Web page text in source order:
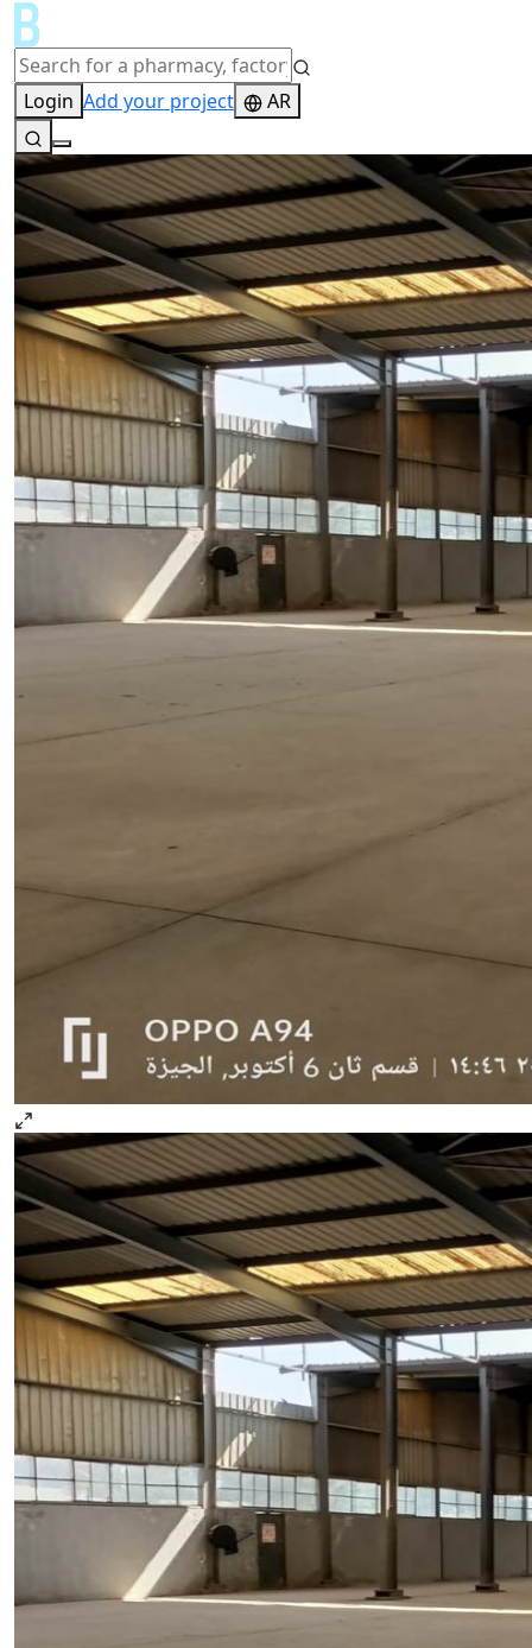
Login Add your project AR